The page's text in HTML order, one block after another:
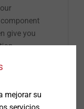
give you
mejorar su